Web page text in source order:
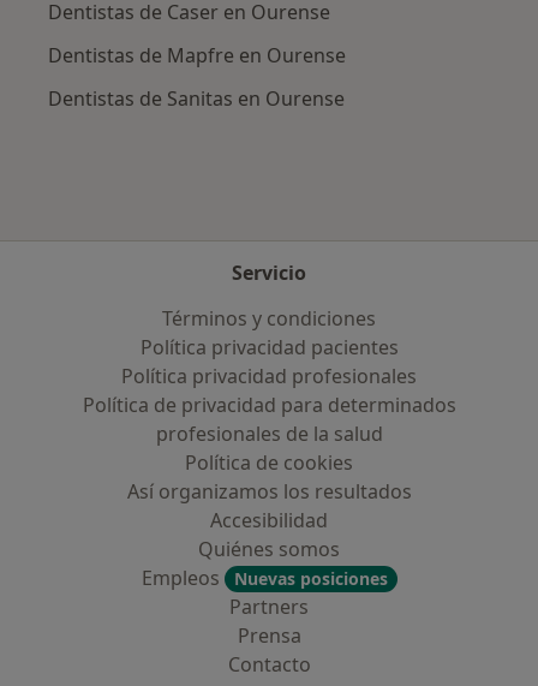
Dentistas de Caser en Ourense
Dentistas de Mapfre en Ourense
Dentistas de Sanitas en Ourense
Servicio
Términos y condiciones
Política privacidad pacientes
Política privacidad profesionales
Política de privacidad para determinados
profesionales de la salud
Política de cookies
Así organizamos los resultados
Accesibilidad
Quiénes somos
Empleos
Nuevas posiciones
Partners
Prensa
Contacto